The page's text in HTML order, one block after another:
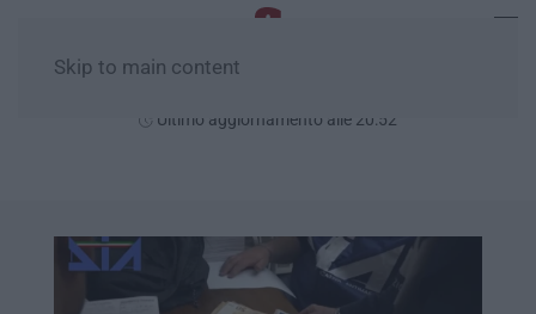
Skip to main content
Ultimo aggiornamento alle 20:52